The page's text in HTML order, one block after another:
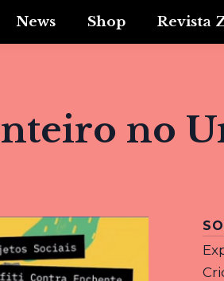
News Shop Revista
no